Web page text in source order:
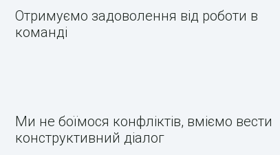
Отримуємо задоволення від роботи в
команді
Ми не боїмося конфліктів, вміємо вести
конструктивний діалог